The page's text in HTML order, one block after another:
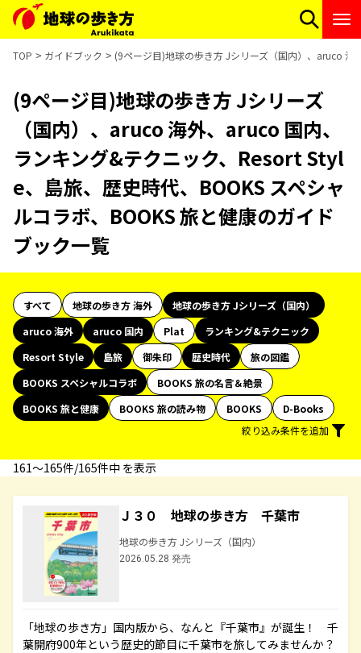
TOP ガイドブック (9ページ目)地球の歩き方 Jシリーズ（国内）、aruco
(9ページ目)地球の歩き方 Jシリーズ
（国内）、aruco 海外、aruco 国内、
ランキング&テクニック、Resort Styl
e、島旅、歴史時代、BOOKS スペシャ
ルコラボ、BOOKS 旅と健康のガイド
ブック一覧
すべて 地球の歩き方 海外
地球の歩き方 Jシリーズ（国内）
aruco 海外
aruco 国内 Plat
ランキング&テクニック
Resort Style
島旅 御朱印 歴史時代
旅の図鑑
BOOKS スペシャルコラボ
BOOKS 旅の名言＆絶景
BOOKS 旅と健康
BOOKS 旅の読み物 BOOKS
D-Books
絞り込み条件を追加
161〜165件/165件中 を表示
Ｊ３０ 地球の歩き方 千葉市
地球の歩き方 Jシリーズ（国内）
2026.05.28 発売
「地球の歩き方」国内版から、なんと『千葉市』が誕生！ 千
葉開府900年という歴史的節目に千葉市を旅してみませんか？